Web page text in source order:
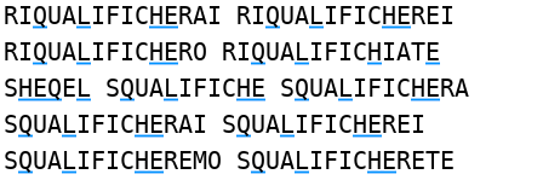
RIQUALIFICHERAI RIQUALIFICHEREI
RIQUALIFICHERO RIQUALIFICHIATE
SHEQEL SQUALIFICHE SQUALIFICHERA
SQUALIFICHERAI SQUALIFICHEREI
SQUALIFICHEREMO SQUALIFICHERETE